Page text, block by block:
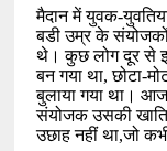
मैदान में युवक-
बडी उम्र के
थे। कुछ लोग दूर से
बन गया था, छोटा-
बुलाया गया था।
संयोजक उसकी
उछाह नहीं था,जो